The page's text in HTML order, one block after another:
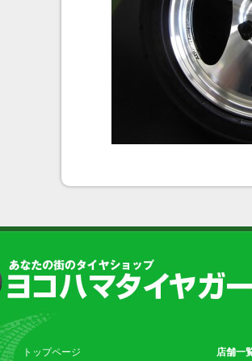
トップページ 店舗一